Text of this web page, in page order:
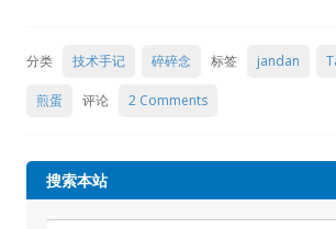
分类 技术手记 碎碎念 标签 jandan
煎蛋 评论 2 Comments
搜索本站